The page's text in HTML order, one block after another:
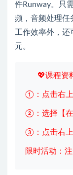
件Runway。只
频，音频处理任
工作效率外，还
元。
💖课程资
①：点击右上
②：选择【在
③：点击
限时活动：